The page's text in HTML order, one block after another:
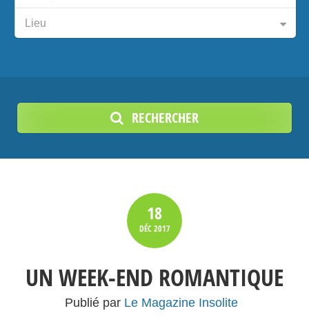
Lieu
RECHERCHER
18
DÉC2017
UN WEEK-END ROMANTIQUE
Publié par Le Magazine Insolite